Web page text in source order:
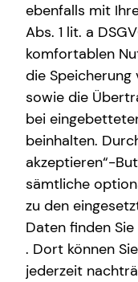
Über mich
Betriebliche
Investment
Kapitalanlage
Altersvorsorge
Gewerbliche
Kindervorsorge
Sach- und
Expat
in
Kurzportrait
ebenfalls mit
Abs. 1 lit. a
komfortablen
die
sowie die
bei
beinhalten.
akzeptieren“-
sämtliche
zu den
Daten finden
. Dort können
jederzeit